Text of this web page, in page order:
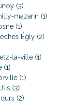
(3)
mazarin (1)
(1)
Égly (2)
la-ville (1)
(1)
(1)
(3)
(2)